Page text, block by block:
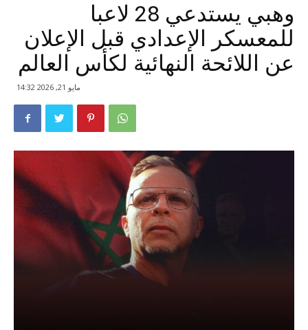
وهبي يستدعي 28 لاعبا
للمعسكر الإعدادي قبل الإعلان
عن اللائحة النهائية لكأس العالم
مايو 21, 2026 14:32